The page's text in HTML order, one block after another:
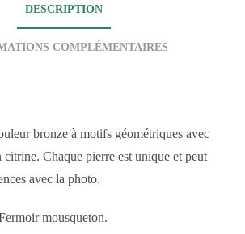
DESCRIPTION
COMPLÉMENTAIRES
bronze à motifs géométriques avec
citrine. Chaque pierre est unique et peut
avec la photo.
mousqueton.